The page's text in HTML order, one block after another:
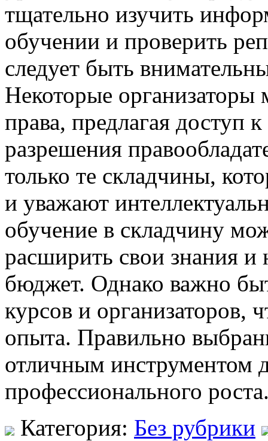
тщательно изучить
обучении и проверить
следует быть
Некоторые организаторы
права, предлагая доступ
разрешения
только те складчины,
и уважают
обучение в складчину
расширить свои знания и
бюджет. Однако важно
курсов и организаторов,
опыта. Правильно
отличным инструментом
профессионального
Категория: Без рубрики